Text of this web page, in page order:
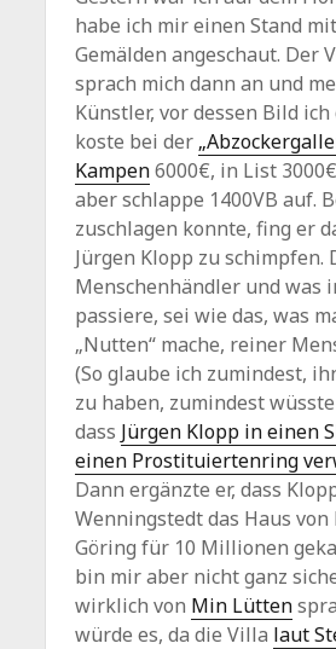
habe ich mir einen Stand
Gemälden angeschaut. Der
sprach mich dann an und
Künstler, vor dessen Bild ich
koste bei der
Kampen6000€, in List
aber schlappe 1400VB auf.
zuschlagen konnte, fing er
Jürgen Klopp zu schimpfen.
Menschenhändler und was
passiere, sei wie das, was
„Nutten“ mache, reiner
(So glaube ich zumindest,
zu haben, zumindest
dass Jürgen Klopp in einen
einen Prostituiertenring
Dann ergänzte er, dass
Wenningstedt das Haus von
Göring für 10 Millionen
bin mir aber nicht ganz
wirklich von Min Lütten
würde es, da die Villa laut